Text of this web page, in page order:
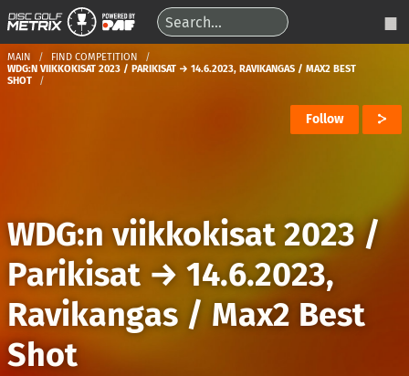
MAIN
FIND COMPETITION
WDG:N VIIKKOKISAT 2023 / PARIKISAT → 14.6.2023, RAVIKANGAS / MAX2 BEST
SHOT
Follow
WDG:n viikkokisat 2023 /
Parikisat → 14.6.2023,
Ravikangas / Max2 Best
Shot